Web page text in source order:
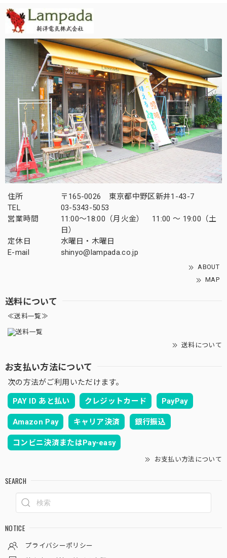
住所
〒165-0026 東京都中野区新井1-43-7
TEL
03-5343-5053
営業時間
11:00～18:00（月火金） 11:00 ～ 19:00（土
日）
定休日
水曜日・木曜日
E-mail
shinyo@lampada.co.jp
ABOUT
MAP
送料について
≪送料一覧≫
送料について
お支払い方法について
次の方法がご利用いただけます。
PAY ID あと払い クレジットカード PayPay
Amazon Pay キャリア決済 銀行振込
コンビニ決済またはPay-easy
お支払い方法について
SEARCH
NOTICE
プライバシーポリシー